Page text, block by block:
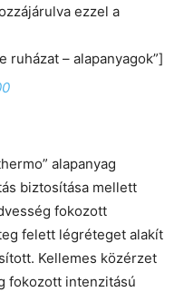
ezzel a
ruházat – alapanyagok”]
alapanyag
biztosítása mellett
fokozott
felett légréteget alakít
Kellemes közérzet
fokozott intenzitású